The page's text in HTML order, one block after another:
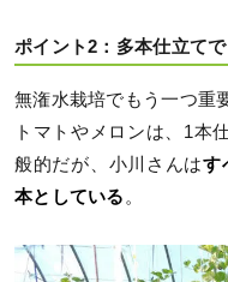
ポイント2：多本仕立て
無潅水栽培でもう一つ重
トマトやメロンは、1本
般的だが、小川さんはす
本としている 。